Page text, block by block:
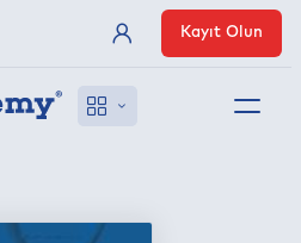
Üye Girişi
Kayıt Olun